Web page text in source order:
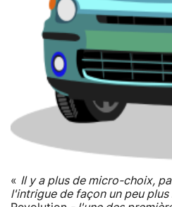
« Il y a plus de micro-choix,
l'intrigue de façon un peu plus